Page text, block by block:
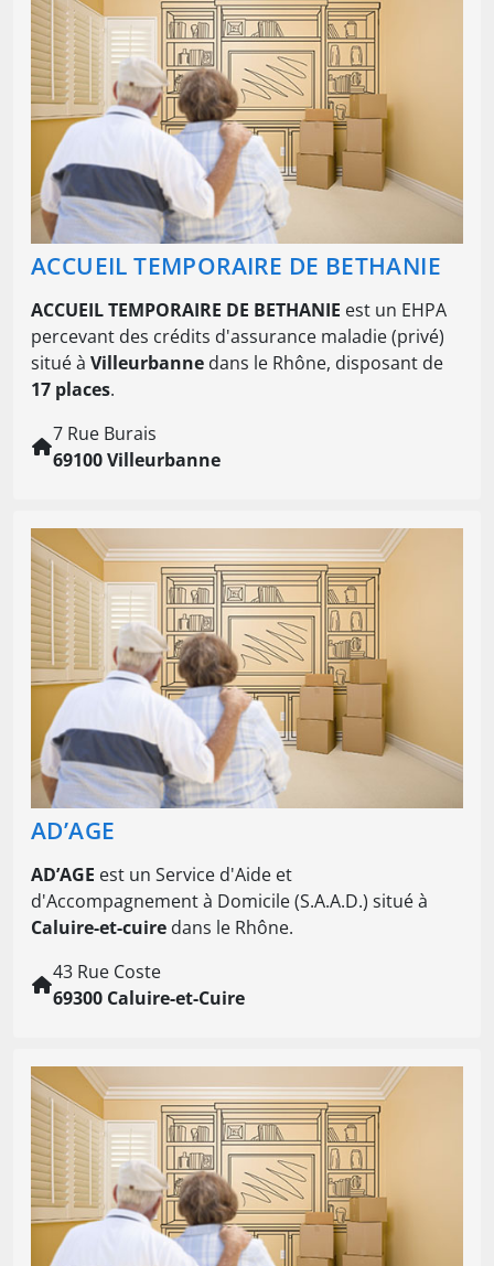
ACCUEIL TEMPORAIRE DE BETHANIE
ACCUEIL TEMPORAIRE DE BETHANIE est un EHPA
percevant des crédits d'assurance maladie (privé)
situé à Villeurbanne dans le Rhône, disposant de
17 places.
7 Rue Burais
69100 Villeurbanne
AD’AGE
AD’AGE est un Service d'Aide et
d'Accompagnement à Domicile (S.A.A.D.) situé à
Caluire-et-cuire dans le Rhône.
43 Rue Coste
69300 Caluire-et-Cuire